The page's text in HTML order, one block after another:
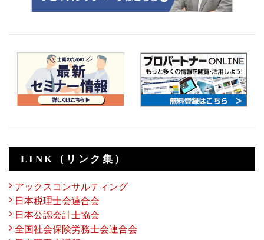
LINK（リンク集）
アックスコンサルティング
日本税理士会連合会
日本公認会計士協会
全国社会保険労務士会連合会